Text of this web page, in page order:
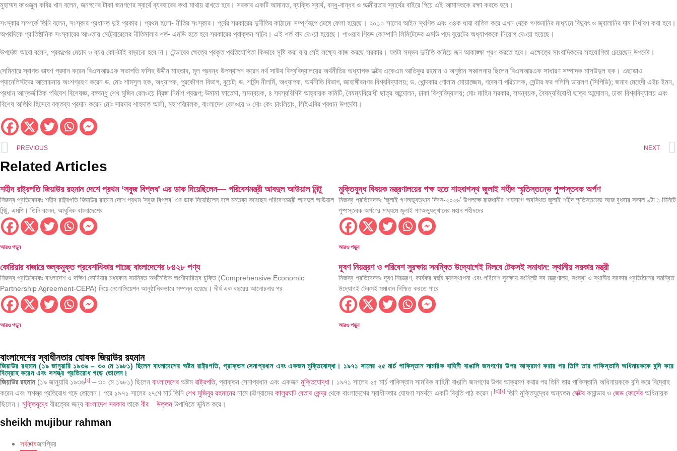
শিশুদের সুস্বাস্থ্যে মায়ের দুধের বিকল্প নেই: স্বাস্থ্যমন্ত্রী
ওয়ার্ল্ড মিডিয়া পারফরমেন্স অ্যাওয়ার্ড ২০২৬
ধর্ম যার যার, রাষ্ট্র সবার – প্রধানমন্ত্রীর এই ঘোষণাই সকল সম্প্রীতির ভিত্তিভূমি তথ্যমন্ত্রী
শুল্ক-কর ফাঁকি দিয়ে আনা ৬৫ লাখ টাকা মূল্যের বিদেশি সিগারেট চট্টগ্রাম বিমানবন্দরে আটক
বিশ্ব মানবপাচার বিরোধী দিবসের জাতীয় সংলাপে স্বরাষ্ট্রমন্ত্রী
বন্দর অবকাঠামো উন্নয়নে কাতার সরকারকে বিনিয়োগের আহ্বান নৌপরিবহন মন্ত্রীর
জুলাই শহীদদের গেজেট ও কবর সংরক্ষণে দ্রুত ব্যবস্থা নেওয়া হবে: প্রতিমন্ত্রী ইশরাক
নারী নেতৃত্ব এবং টেকসই অর্থনৈতিক প্রবৃদ্ধি ত্বরান্বিত করতে জেবিসিসআই-এর উদ্যোগে ‘জাপান–বাংলাদেশ বিজনেস উইমেন কনফারেন্স’ অনুষ্ঠিত
বিশ্ব পর্যটন দিবস উদযাপনে দেশব্যাপী ব্যাপক কর্মসূচি গ্রহণের উদ্যোগ
নারীর ক্ষমতায়নে ফ্যামিলি কার্ড,মোঃরফিকুল ইসলাম
তরুণ ছেলে-মেয়েদের চরিত্র গঠন ও শারীরিক বিকাশে খেলাধুলায় সম্পৃক্ত করাই সরকারের মূল লক্ষ্য: মহিলা ও শিশু বিষয়ক এবং সমাজকল্যাণ মন্ত্রী ডা. এ জেড এম জাহিদ হোসেন
সাংবাদিক সুরক্ষা ও কল্যাণ ফাউন্ডেশন-এর জরুরি আলোচনা সভা অনুষ্ঠিত
সমাজসেবা কর্মকর্তা আবু বক্কর সিদ্দীকের মৃত্যুতে সমাজকল্যাণ মন্ত্রীর শোক
দায়বদ্ধতা থেকে কার্যকর প্রভাবের বার্তা দিয়ে অনুষ্ঠিত হলো সাসটেইনাবিলিটি সামিট ২০২৬
মুহাম্মদ ফাওজুল কবির খান বলেন, জনগণের টাকা জনগণের স্বার্থে ব্যবহারের কথা মাথায় রাখতে হবে। সরকার একটি আমানত, ব্যক্তি স্বার্থ, বন্ধু-বান্ধব ও আত্মীয়তার স্বার্থের বাইরে গিয়ে এই আমানতকে রক্ষা করতে হবে।
সংস্কার সম্পর্কে তিনি বলেন, সংস্কার প্রধানত দুই প্রকার। প্রথম হলো- নীতির সংস্কার। পূর্বের সরকারের দুর্নীতির কাঠামো সম্পূর্ণরূপে ভেঙ্গে ফেলা হয়েছে। ২০১০ সালের আইন স্থগিত এবং ৩৪ক ধারা বাতিল করে এখন থেকে গণশুনানির মাধ্যমে বিদ্যুৎ ও জ্বালানির দাম নির্ধারণ করা হবে।
অপরদিকে প্রাতিষ্ঠানিক সংস্কারের আওতায় মেট্রোরেলের নীতিমালার শর্ত- এমডি হতে হবে সরকারের প্রাক্তন সচিব। এই শর্ত বাদ দেওয়া হয়েছে। পাওয়ার গ্রিড কোম্পানি লিমিটেডের এমডি পদে বুয়েটের অধ্যাপককে নিয়োগ দেওয়া হয়েছে।
উপদেষ্টা আরো বলেন, প্রকল্পের মেয়াদ ও ব্যয় কোনটাই বাড়ানো হবে না। টেন্ডারের ক্ষেত্রে প্রকৃত প্রতিযোগিতা কিভাবে সৃষ্টি করা যায় সেই লক্ষ্যে কাজ করছে সরকার। যতটা সম্ভব দুর্নীতি কমিয়ে জন আকাঙ্ক্ষা পূরণ করতে হবে। এক্ষেত্রে সাংবাদিকদের সহযোগিতা চেয়েছেন উপদেষ্ট।
সেমিনারে স্বাগত ভাষণ প্রদান করেন বিএসআরএফ সভাপতি ফসিহ উদ্দীন মাহতাব, মূল প্রবন্ধ উপস্থাপন করেন নর্থ সাউথ বিশ্ববিদ্যালয়ের অর্থনীতির অধ্যাপক ডক্টর একেএম আতিকুর রহমান ও অনুষ্ঠান সঞ্চালনায় ছিলেন বিএসআরএফ সাধারণ সম্পাদক মাসউদুল হক। এছাড়াও
প্যানেলিস্টদের আলোচনায় অংশগ্রহণ করেন ড. মোঃ শামসুল হক, অধ্যাপক, পুরকৌশল বিভাগ, বুয়েট; ড. শর্মিন্দ নীলর্মি, অধ্যাপক, অর্থনীতি বিভাগ, জাহাঙ্গীরনগর বিশ্ববিদ্যালয়; ড. খোন্দকার গোলাম মোয়াজ্জেম, গবেষণা পরিচালক, সেন্টার ফর পলিসি ডায়লগ (সিপিডি); জনাব মেহেদী এইচ ইমন,
প্রধান আন্তর্জাতিক পরিবেশ বিশেষজ্ঞ, বঙ্গবন্ধু শেখ মুজিব রেলওয়ে ব্রিজ নির্মাণ প্রকল্প; উমামা ফাতেমা, সমন্বয়ক, ৪ সদস্যবিশিষ্ট আহ্বায়ক কমিটি, বৈষম্যবিরোধী ছাত্র আন্দোলন, ঢাকা বিশ্ববিদ্যালয়; মোঃ মাহিন সরকার, সমন্বয়ক, বৈষম্যবিরোধী ছাত্র আন্দোলন, ঢাকা বিশ্ববিদ্যালয় এবং
বিশেষ অতিথি হিসেবে বক্তব্য প্রদান করেন মোঃ সারদার শাহদাত আলী, মহাপরিচালক, বাংলাদেশ রেলওয়ে ও মোঃ কেং চাংলিয়াং, সিইএবির প্রধান উপদেষ্টা।
PREVIOUS NEXT
Related Articles
শহীদ রাষ্ট্রপতি জিয়াউর রহমান দেশে প্রথম ‘সবুজ বিপ্লব’ এর ডাক দিয়েছিলেন— পরিবেশমন্ত্রী আবদুল আউয়াল মিন্টু
নিজস্ব প্রতিবেদকঃ শহীদ রাষ্ট্রপতি জিয়াউর রহমান দেশে প্রথম ‘সবুজ বিপ্লব’ এর ডাক দিয়েছিলেন বলে মন্তব্য করেছেন পরিবেশমন্ত্রী আবদুল আউয়াল
মিন্টু, এমপি। তিনি বলেন, আধুনিক বাংলাদেশের
আরও পড়ুন
মুক্তিযুদ্ধ বিষয়ক মন্ত্রণালয়ের পক্ষ হতে শাহবাগস্থ জুলাই শহীদ স্মৃতিস্তম্ভে পুষ্পস্তবক অর্পণ
নিজস্ব প্রতিবেদকঃ ‘জুলাই গণঅভ্যুত্থান দিবস-২০২৬’ উপলক্ষে রাজধানীর শাহবাগে অবস্থিত জুলাই শহীদ স্মৃতিস্তম্ভে আজ বুধবার সকাল ৬টা ১ মিনিটে
পুষ্পস্তবক অর্পণের মাধ্যমে জুলাই গণঅভ্যুত্থানের মহান শহীদদের
আরও পড়ুন
কোরিয়ার বাজারে শুল্কমুক্ত প্রবেশাধিকার পাচ্ছে বাংলাদেশের ৮৪২৮ পণ্য
নিজস্ব প্রতিবেদকঃ বাংলাদেশ ও দক্ষিণ কোরিয়ার মধ্যকার সমন্বিত অর্থনৈতিক অংশীদারিত্ব চুক্তি (Comprehensive Economic
Partnership Agreement-CEPA) নিয়ে নেগোসিয়েশন আনুষ্ঠানিকভাবে সম্পন্ন হয়েছে। দীর্ঘ এক বছরের আলোচনার পর
আরও পড়ুন
দূষণ নিয়ন্ত্রণ ও পরিবেশ সুরক্ষায় সমন্বিত উদ্যোগেই মিলবে টেকসই সমাধান: স্থানীয় সরকার মন্ত্রী
নিজস্ব প্রতিবেদকঃ দূষণ নিয়ন্ত্রণ, কার্যকর বর্জ্য ব্যবস্থাপনা এবং পরিবেশ সুরক্ষায় সংশ্লিষ্ট সব মন্ত্রণালয়, সংস্থা ও স্থানীয় সরকার প্রতিষ্ঠানের সমন্বিত
উদ্যোগই টেকসই সমাধান নিশ্চিত করতে পারে
আরও পড়ুন
বাংলাদেশের স্বাধীনতার ঘোষক জিয়াউর রহমান
জিয়াউর রহমান (১৯ জানুয়ারি ১৯৩৬ – ৩০ মে ১৯৮১) ছিলেন বাংলাদেশের অষ্টম রাষ্ট্রপতি, প্রাক্তন সেনাপ্রধান এবং একজন মুক্তিযোদ্ধা। ১৯৭১ সালের ২৫ মার্চ পাকিস্তান সামরিক বাহিনী বাঙালি জনগণের উপর আক্রমণ করার পর তিনি তার পাকিস্তানি অধিনায়ককে বন্দি করে
বিদ্রোহ করেন এবং সশস্ত্র প্রতিরোধ গড়ে তোলেন।
জিয়াউর রহমান(১৯ জানুয়ারি ১৯৩৬[২] – ৩০ মে ১৯৮১) ছিলেন বাংলাদেশের অষ্টম রাষ্ট্রপতি, প্রাক্তন সেনাপ্রধান এবং একজন মুক্তিযোদ্ধা । ১৯৭১ সালের ২৫ মার্চ পাকিস্তান সামরিক বাহিনী বাঙালি জনগণের উপর আক্রমণ করার পর তিনি তার পাকিস্তানি অধিনায়ককে বন্দি করে বিদ্রোহ
করেন এবং সশস্ত্র প্রতিরোধ গড়ে তোলেন। পরে ১৯৭১ সালের ২৭শে মার্চ তিনি শেখ মুজিবুর রহমানের নামে চট্টগ্রামের কালুরঘাট বেতার কেন্দ্র থেকে বাংলাদেশের স্বাধীনতার ঘোষণা সমর্থনে একটি বিবৃতি পাঠ করেন। [৩][৪] তিনি মুক্তিযুদ্ধের অন্যতম সেক্টর কমান্ডার ও জেড ফোর্সের অধিনায়ক
ছিলেন। মুক্তিযুদ্ধে বীরত্বের জন্য বাংলাদেশ সরকারতাকে বীর উত্তম উপাধিতে ভূষিত করে।
sheikh mujibur rahman
সর্বশেষজনপ্রিয়